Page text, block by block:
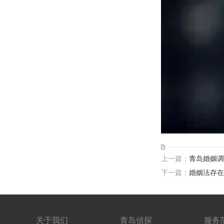
上一篇： 青岛婚姻
下一篇： 婚姻法存
关于我们 青岛侦探 服务